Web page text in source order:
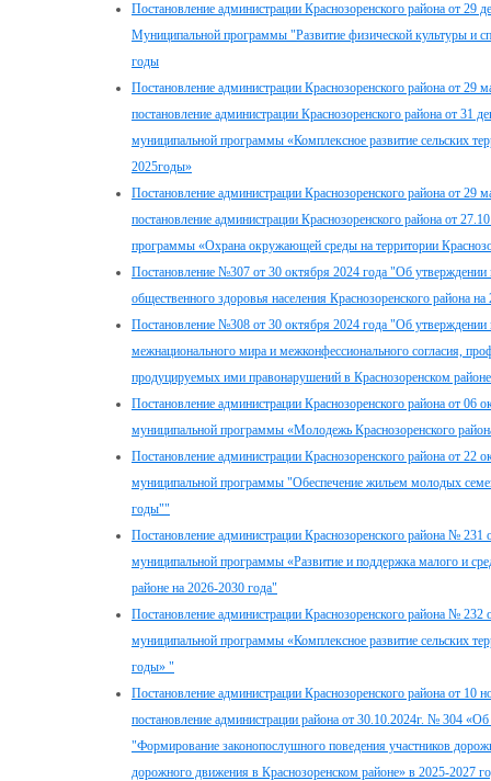
Постановление администрации Краснозоренского района от
Муниципальной программы "Развитие физической культуры и
годы
Постановление администрации Краснозоренского района от
постановление администрации Краснозоренского района от 31
муниципальной программы «Комплексное развитие сельских
2025годы»
Постановление администрации Краснозоренского района от
постановление администрации Краснозоренского района от
программы «Охрана окружающей среды на территории
Постановление №307 от 30 октября 2024 года "Об
общественного здоровья населения Краснозоренского района
Постановление №308 от 30 октября 2024 года "Об
межнационального мира и межконфессионального согласия,
продуцируемых ими правонарушений в Краснозоренском
Постановление администрации Краснозоренского района от
муниципальной программы «Молодежь Краснозоренского
Постановление администрации Краснозоренского района от
муниципальной программы "Обеспечение жильем молодых
годы""
Постановление администрации Краснозоренского района №
муниципальной программы «Развитие и поддержка малого и
районе на 2026-2030 года"
Постановление администрации Краснозоренского района №
муниципальной программы «Комплексное развитие сельских
годы» "
Постановление администрации Краснозоренского района от
постановление администрации района от 30.10.2024г. № 304
"Формирование законопослушного поведения участников
дорожного движения в Краснозоренском районе» в 2025-2027